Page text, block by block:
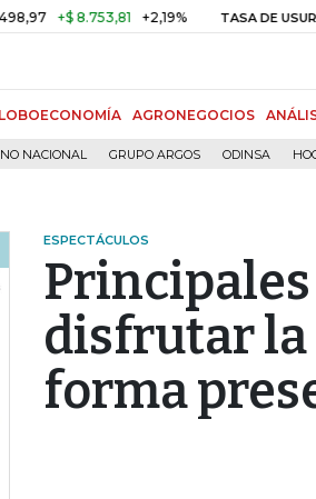
8.753,81 +2,19% TASA DE USURA
AGRONEGOCIOS
NACIONAL GRUPO ARGOS ODINSA
ESPECTÁCULOS
disfrutar la
forma